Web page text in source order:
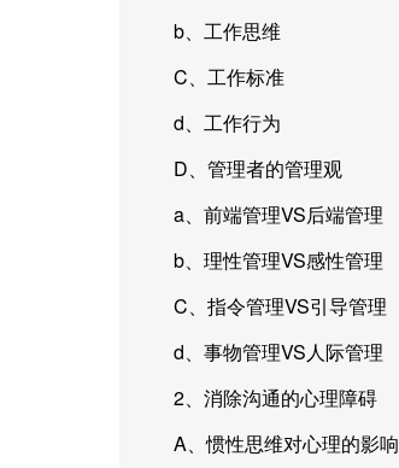
b、工作思维
C、工作标准
d、工作行为
D、管理者的管理观
a、前端管理VS后端管理
b、理性管理VS感性管理
C、指令管理VS引导管理
d、事物管理VS人际管理
2、消除沟通的心理障碍
A、惯性思维对心理的影响